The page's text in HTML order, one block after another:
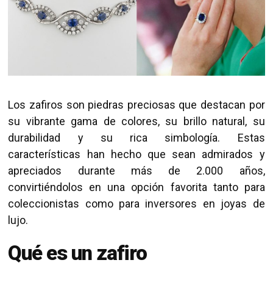
Los zafiros son piedras preciosas que destacan por
su vibrante gama de colores, su brillo natural, su
durabilidad y su rica simbología. Estas
características han hecho que sean admirados y
apreciados durante más de 2.000 años,
convirtiéndolos en una opción favorita tanto para
coleccionistas como para inversores en joyas de
lujo.
Qué es un zafiro